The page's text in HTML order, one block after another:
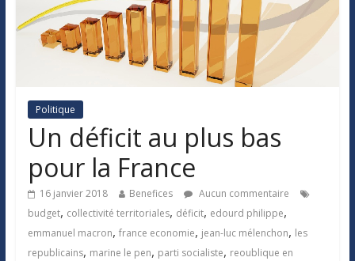
Politique
Un déficit au plus bas
pour la France
16 janvier 2018 Benefices
Aucun commentaire
budget, collectivité territoriales, déficit, edourd philippe,
emmanuel macron, france economie, jean-luc mélenchon, les
republicains, marine le pen, parti socialiste, reoublique en